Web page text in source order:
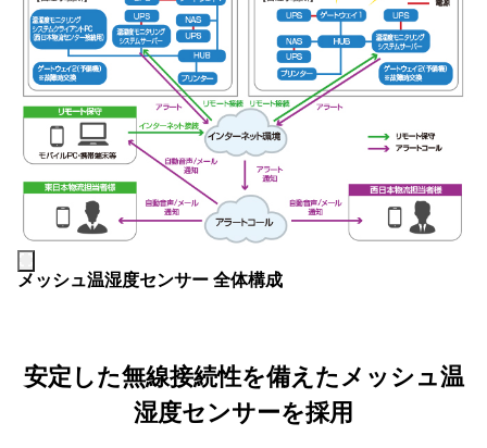
メッシュ温湿度センサー 全体構成
安定した無線接続性を備えたメッシュ温
湿度センサーを採用